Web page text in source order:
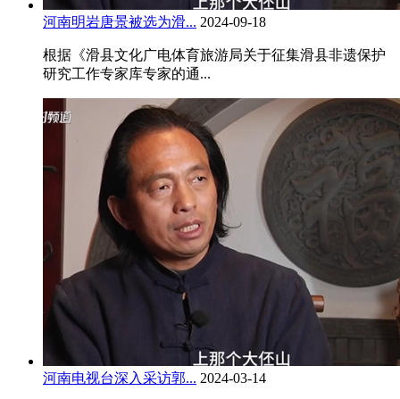
河南明岩唐景被选为滑... 2024-09-18
根据《滑县文化广电体育旅游局关于征集滑县非遗保护
研究工作专家库专家的通...
河南电视台深入采访郭... 2024-03-14